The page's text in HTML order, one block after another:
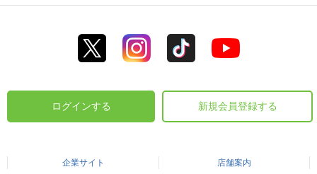
ログインする 新規会員登録する
企業サイト 店舗案内